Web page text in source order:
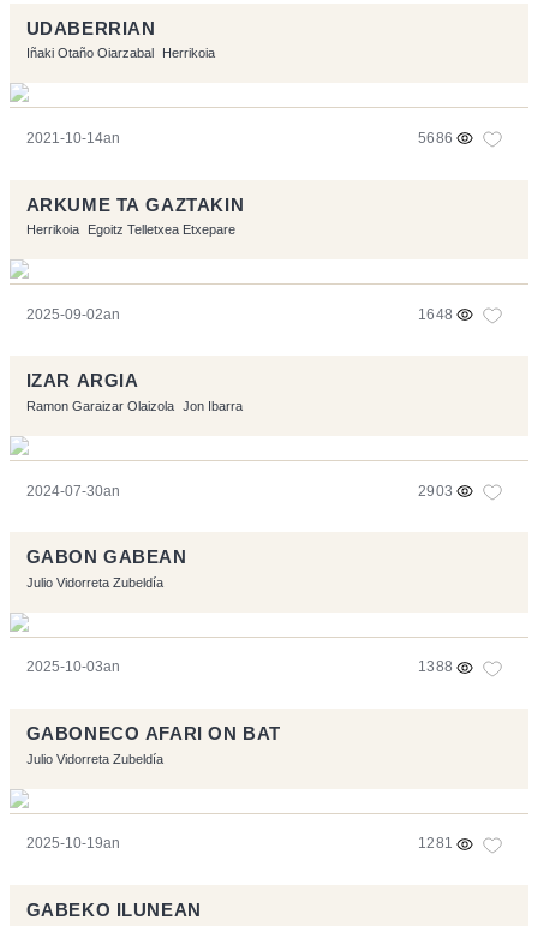
UDABERRIAN
Iñaki Otaño Oiarzabal Herrikoia
2021-10-14an 5686
ARKUME TA GAZTAKIN
Herrikoia Egoitz Telletxea Etxepare
2025-09-02an 1648
IZAR ARGIA
Ramon Garaizar Olaizola Jon Ibarra
2024-07-30an 2903
GABON GABEAN
Julio Vidorreta Zubeldía
2025-10-03an 1388
GABONECO AFARI ON BAT
Julio Vidorreta Zubeldía
2025-10-19an 1281
GABEKO ILUNEAN